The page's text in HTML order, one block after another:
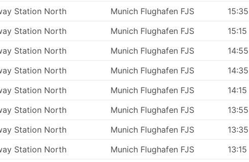
toaletowe oraz przekąski, woda, a czasami kosmetyki i
autokary klasy VIP oferują fotele porównywalne z klasą
uczynią Twoją podróż przyjemną.
mogły omijać miejskie korki. Niestety, może to również
obowiązują ograniczenia dotyczące wjazdu
ze specjalnych przewoźników, aby się tam
ceny mogą być zawyżone. Oblicz dodatkowy czas
Station North Munich Flughafen FJS 15:35
Station North Munich Flughafen FJS 15:15
Station North Munich Flughafen FJS 14:55
Station North Munich Flughafen FJS 14:35
Station North Munich Flughafen FJS 14:15
Station North Munich Flughafen FJS 13:55
Station North Munich Flughafen FJS 13:35
Station North Munich Flughafen FJS 13:15